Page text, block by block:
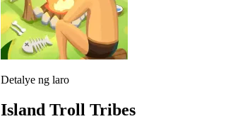
Detalye ng laro
Island Troll Tribes